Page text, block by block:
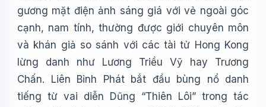
gương mặt điện ảnh sáng giá với vẻ ngoài góc
cạnh, nam tính, thường được giới chuyên môn
và khán giả so sánh với các tài tử Hong Kong
lừng danh như Lương Triều Vỹ hay Trương
Chấn. Liên Bỉnh Phát bắt đầu bùng nổ danh
tiếng từ vai diễn Dũng “Thiên Lôi” trong tác